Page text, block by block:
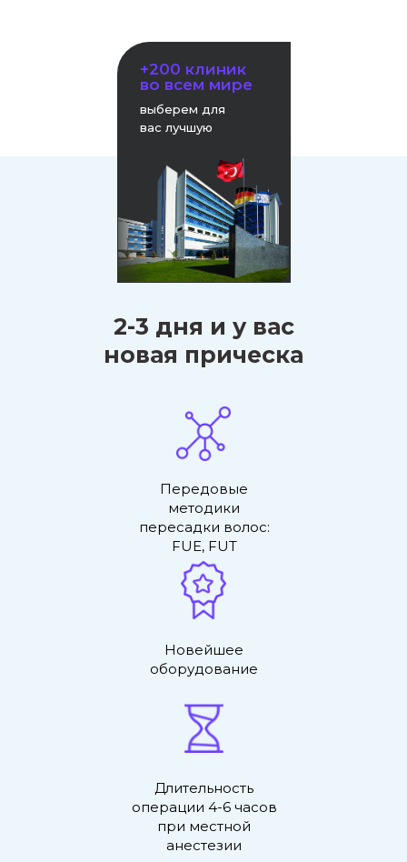
+200 клиник
во всем мире
выберем для
вас лучшую
2-3 дня и у вас
новая прическа
Передовые
методики
пересадки волос:
FUE, FUT
Новейшее
оборудование
Длительность
операции 4-6 часов
при местной
анестезии